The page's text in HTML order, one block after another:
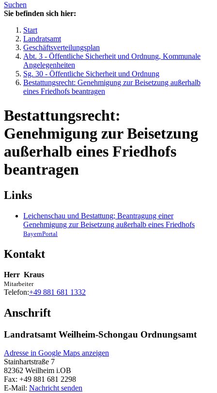
Suchen
Sie befinden sich hier:
Start
Landratsamt
Geschäftsverteilungsplan
Abt. 3 - Öffentliche Sicherheit und Ordnung, Kommunale
Angelegenheiten
Sg. 30 - Öffentliche Sicherheit und Ordnung
Bestattungsrecht: Genehmigung zur Beisetzung außerhalb
eines Friedhofs beantragen
Bestattungsrecht:
Genehmigung zur Beisetzung
außerhalb eines Friedhofs
beantragen
Links
Leichenschau und Bestattung; Beantragung einer
Genehmigung zur Beisetzung außerhalb eines Friedhofs
BayernPortal
Kontakt
Herr Kraus
Mitarbeiter
Telefon:+49 881 681 1332
Anschrift
Landratsamt Weilheim-Schongau Ordnungsamt
Adresse in Google Maps anzeigen
Stainhartstraße 7
82362 Weilheim i.OB
Fax: +49 881 681 2298
E-Mail: Nachricht senden